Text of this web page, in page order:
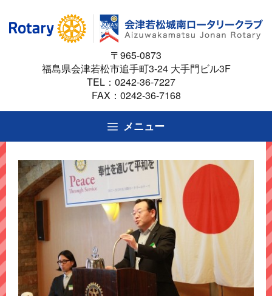
ス
ッ
プ
〒965-0873
福島県会津若松市追手町3-24 大手門ビル3F
TEL： 0242-36-7227
FAX：0242-36-7168
メニュー